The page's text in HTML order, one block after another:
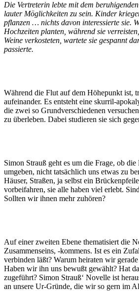
Die Vertreterin lebte mit dem
lauter Möglichkeiten zu sein. Kinder
pflanzen … nichts davon interessierte sie.
Hochzeiten planten, während sie
Weine verkosteten, wartete sie gespannt
passierte.
Während die Flut auf dem Höhepunkt ist,
aufeinander. Es entsteht eine skurril-
die zwei so Grundverschiedenen
zu überleben. Dabei studieren sie sich
Simon Strauß geht es um die Frage, ob
umgeben, nicht tatsächlich uns etwas zu
Häuser, Straßen, ja selbst ein
vorbeifahren, sie alle haben viel erlebt.
Sollten wir ihnen mehr zuhören?
Auf einer zweiten Ebene thematisiert die
Zusammenseins, -kommens. Ist es ein
verbinden läßt? Warum heiraten wir
Haben wir ihn uns bewußt gewählt? Hat
zugeführt? Simon Strauß‘ Novelle ist
an unsere Ur-Gründe, die wir so gern im